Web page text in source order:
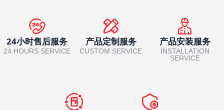
24小时售后服务
24 HOURS SERVICE
产品定制服务
CUSTOM SERVICE
产品安装服务
INSTALLATION
SERVICE